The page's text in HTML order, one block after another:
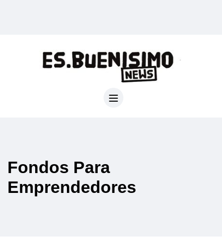
Fondos Para
Emprendedores